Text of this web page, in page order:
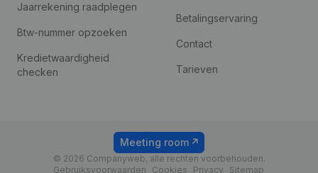
Jaarrekening raadplegen
Btw-nummer opzoeken
Kredietwaardigheid
checken
Betalingservaring
Contact
Tarieven
© 2026 Companyweb, alle rechten voorbehouden.
Gebruiksvoorwaarden
Cookies Privacy Sitemap
Meeting room